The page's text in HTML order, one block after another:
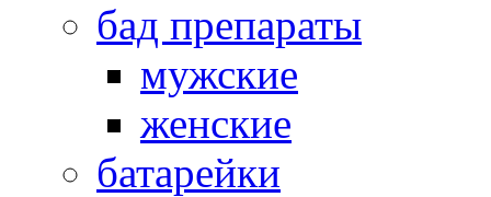
бад препараты
мужские
женские
батарейки